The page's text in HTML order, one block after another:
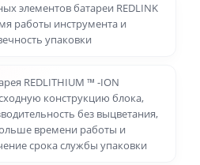
элементов батареи REDLINK
работы инструмента и
упаковки
REDLITHIUM ™ -ION
конструкцию блока,
без выцветания,
времени работы и
срока службы упаковки